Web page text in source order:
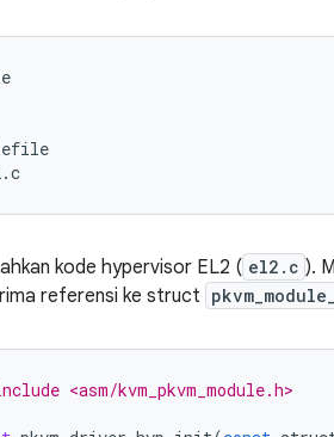
kode hypervisor EL2 ( el2.c ).
referensi ke struct
<asm/kvm_pkvm_module.h>